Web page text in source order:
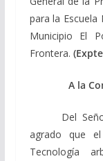
para la Escuela
Municipio El
Frontera.
A la
Del Señor
agrado que
Tecnología